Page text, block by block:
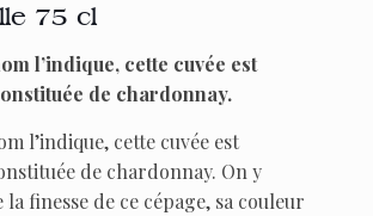
75 cl
l’indique, cette cuvée est
de chardonnay.
l’indique, cette cuvée est
de chardonnay. On y
finesse de ce cépage, sa couleur